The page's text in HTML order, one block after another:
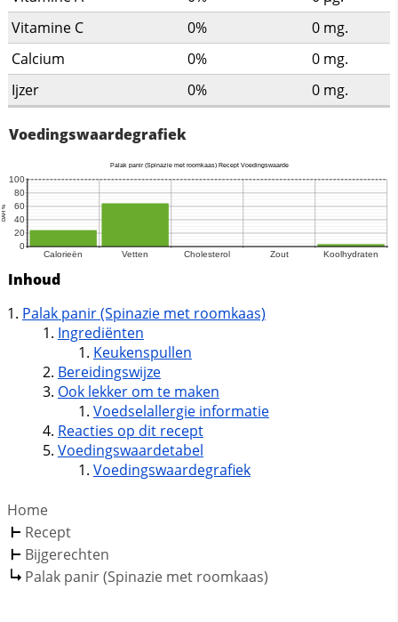
Vitamine C
0% 0 mg.
Calcium
0% 0 mg.
Ijzer
0% 0 mg.
Voedingswaardegrafiek
Inhoud
Palak panir (Spinazie met roomkaas)
Ingrediënten
Keukenspullen
Bereidingswijze
Ook lekker om te maken
Voedselallergie informatie
Reacties op dit recept
Voedingswaardetabel
Voedingswaardegrafiek
Home
Recept
Bijgerechten
Palak panir (Spinazie met roomkaas)